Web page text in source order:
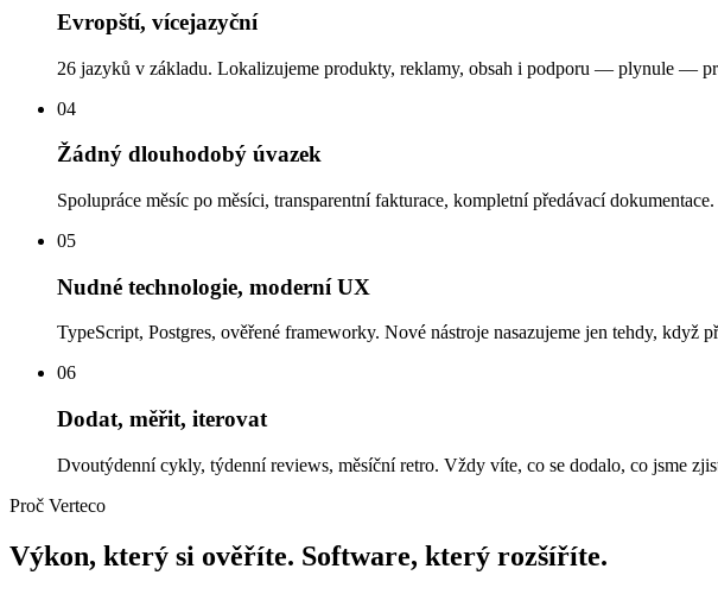
Evropští, vícejazyční
26 jazyků v základu. Lokalizujeme produkty, reklamy, obsah i podporu — plynule —
04
Žádný dlouhodobý úvazek
Spolupráce měsíc po měsíci, transparentní fakturace, kompletní předávací
05
Nudné technologie, moderní UX
TypeScript, Postgres, ověřené frameworky. Nové nástroje nasazujeme jen tehdy, když
06
Dodat, měřit, iterovat
Dvoutýdenní cykly, týdenní reviews, měsíční retro. Vždy víte, co se dodalo, co jsme
Proč Verteco
Výkon, který si ověříte. Software, který rozšíříte.